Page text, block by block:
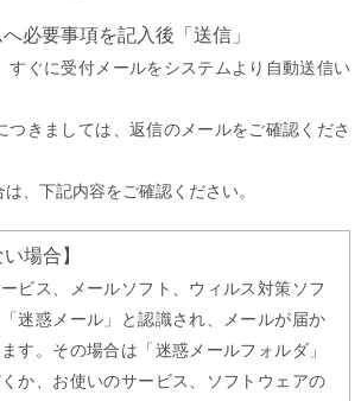
必要事項を記入後「送信」
すぐに受付メールをシステムより自動送信い
つきましては、返信のメールをご確認くださ
、下記内容をご確認ください。
場合】
ビス、メールソフト、ウィルス対策ソフ
迷惑メール」と認識され、メールが届か
す。その場合は「迷惑メールフォルダ」
か、お使いのサービス、ソフトウェアの